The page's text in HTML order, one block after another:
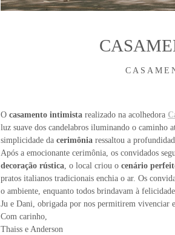
O casamento intimista realizado na acolhedora
luz suave dos candelabros iluminando o caminho
simplicidade da cerimônia ressaltou a
Após a emocionante cerimônia, os convidados
decoração rústica, o local criou o cenário
pratos italianos tradicionais enchia o ar. Os
o ambiente, enquanto todos brindavam à
Ju e Dani, obrigada por nos permitirem vivenciar
Com carinho,
Thaiss e Anderson